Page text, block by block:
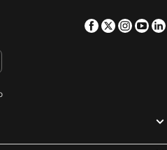
สามเหลี่ยมทองคำ
Facebook
Twitter